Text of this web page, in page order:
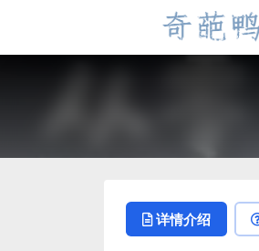
详情介绍